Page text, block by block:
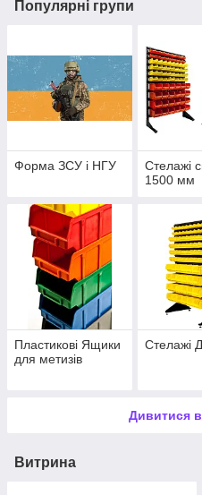
Популярні групи
Форма ЗСУ і НГУ
Стелажі
1500 мм
Пластикові Ящики
для метизів
Стелажі
Дивитися
Витрина